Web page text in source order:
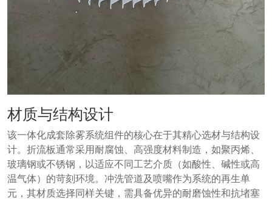
材质与结构设计
该一体化成套除雾系统组件的核心在于其精心选材与结构设
计。折流板通常采用耐腐蚀、高强度材料制造，如聚丙烯、
玻璃钢或不锈钢，以适应不同工艺介质（如酸性、碱性或高
温气体）的苛刻环境。冲洗管道及喷嘴作为系统的再生单
元，其材质选择同样关键，需具备优异的耐磨蚀性和抗堵塞